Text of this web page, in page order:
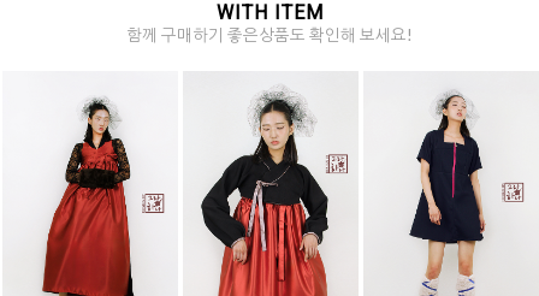
WITH ITEM
함께 구매하기 좋은상품도 확인해 보세요!